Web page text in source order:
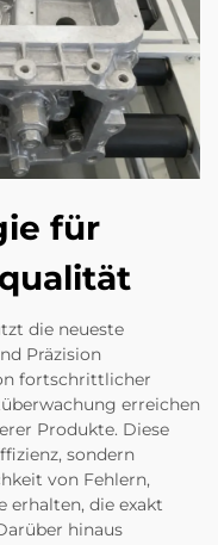
für
die neueste
Präzision
fortschrittlicher
erreichen
Produkte. Diese
sondern
von Fehlern,
erhalten, die exakt
hinaus